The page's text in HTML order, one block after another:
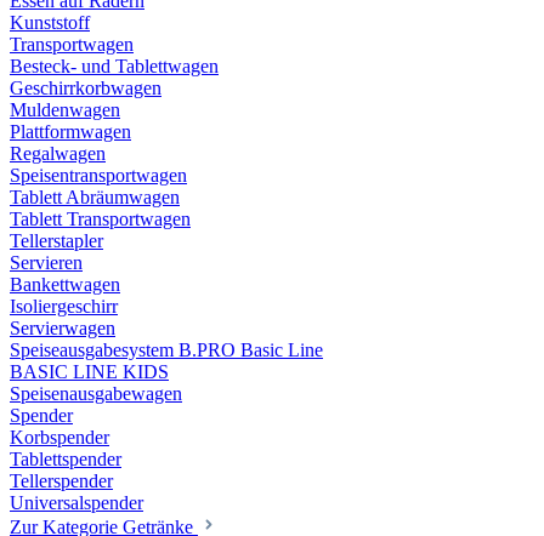
Kunststoff
Transportwagen
Besteck- und Tablettwagen
Geschirrkorbwagen
Muldenwagen
Plattformwagen
Regalwagen
Speisentransportwagen
Tablett Abräumwagen
Tablett Transportwagen
Tellerstapler
Servieren
Bankettwagen
Isoliergeschirr
Servierwagen
Speiseausgabesystem B.PRO Basic Line
BASIC LINE KIDS
Speisenausgabewagen
Spender
Korbspender
Tablettspender
Tellerspender
Universalspender
Zur Kategorie Getränke